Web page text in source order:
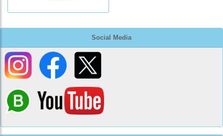
Social Media